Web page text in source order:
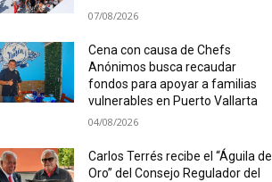
07/08/2026
Cena con causa de Chefs
Anónimos busca recaudar
fondos para apoyar a familias
vulnerables en Puerto Vallarta
04/08/2026
Carlos Terrés recibe el “Águila de
Oro” del Consejo Regulador del